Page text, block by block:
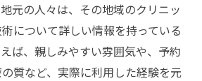
元の人々は、その地域のクリニッ
について詳しい情報を持っている
ば、親しみやすい雰囲気や、予約
質など、実際に利用した経験を元